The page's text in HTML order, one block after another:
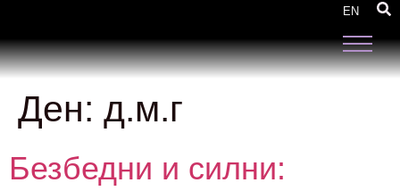
EN
Ден: д.м.г
Безбедни и силни: